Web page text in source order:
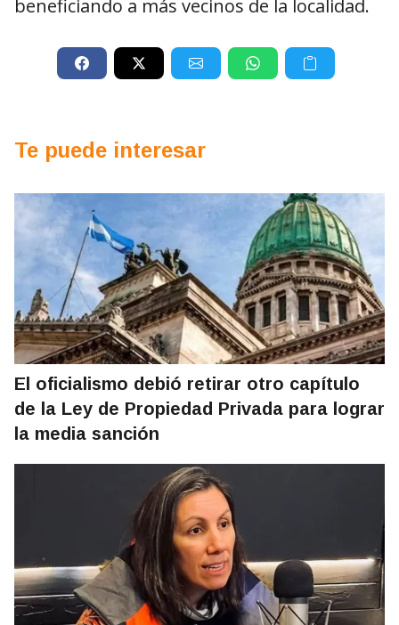
beneficiando a más vecinos de la localidad.
Te puede interesar
El oficialismo debió retirar otro capítulo
de la Ley de Propiedad Privada para lograr
la media sanción